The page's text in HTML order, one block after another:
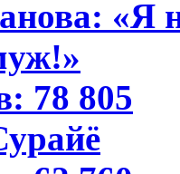
«Я
78 805